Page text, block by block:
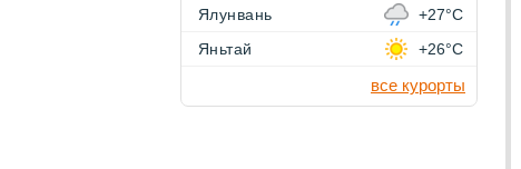
Ялунвань
+27°C
Яньтай
+26°C
все курорты